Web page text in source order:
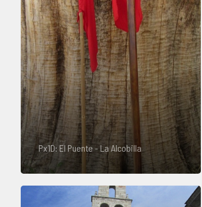
Px1D: El Puente - La Alcobilla